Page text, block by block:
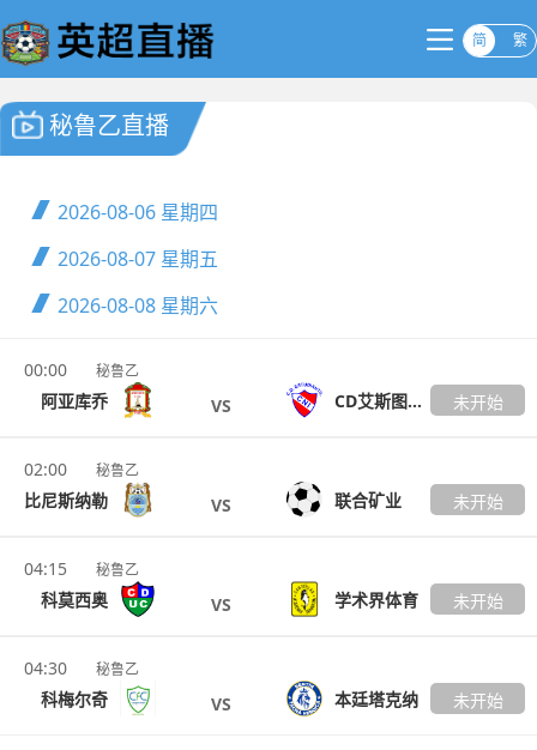
简 繁
秘鲁乙直播
2026-08-06 星期四
2026-08-07 星期五
2026-08-08 星期六
00:00 秘鲁乙
阿亚库乔 VS CD艾斯图迪安蒂尔CNI 未开始
02:00 秘鲁乙
比尼斯纳勒 VS 联合矿业 未开始
04:15 秘鲁乙
科莫西奥 VS 学术界体育 未开始
04:30 秘鲁乙
科梅尔奇 VS 本廷塔克纳 未开始